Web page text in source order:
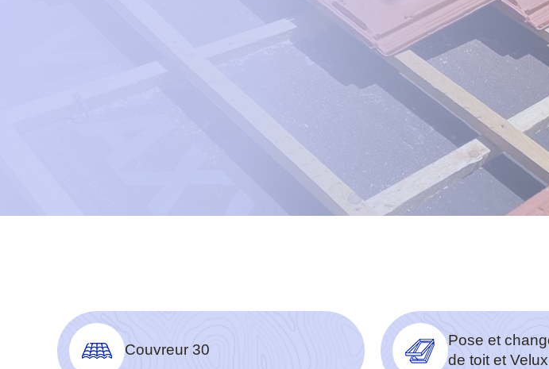
Couvreur 30
Pose et
de toit et